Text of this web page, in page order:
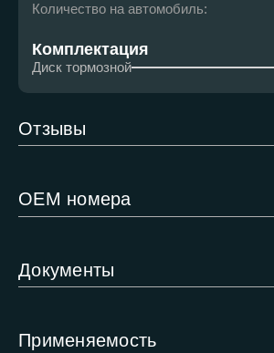
Количество на автомобиль:
Комплектация
Диск тормозной
Отзывы
ОЕМ номера
Документы
Применяемость